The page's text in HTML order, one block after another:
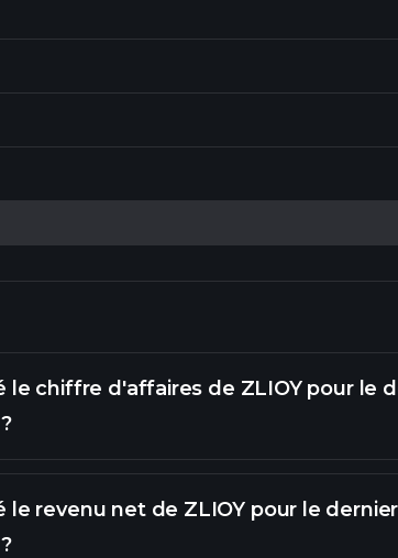
le chiffre d'affaires de ZLIOY pour le
le revenu net de ZLIOY pour le dernier